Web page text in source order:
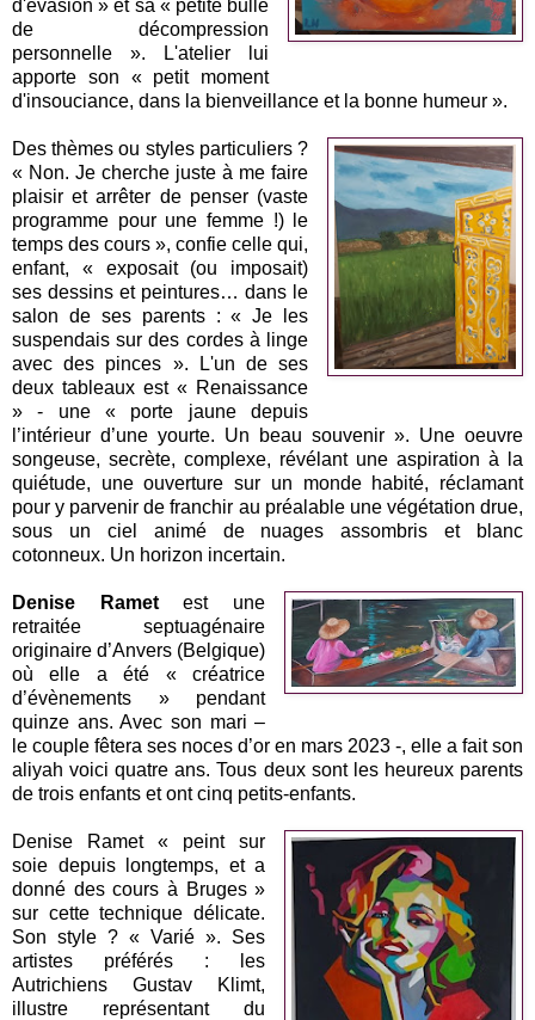
d'évasion » et sa « petite bulle
de décompression
personnelle ». L'atelier lui
apporte son « petit moment
d'insouciance, dans la bienveillance et la bonne humeur ».
Des thèmes ou styles particuliers ?
« Non. Je cherche juste à me faire
plaisir et arrêter de penser (vaste
programme pour une femme !) le
temps des cours », confie celle qui,
enfant, « exposait (ou imposait)
ses dessins et peintures… dans le
salon de ses parents : « Je les
suspendais sur des cordes à linge
avec des pinces ». L'un de ses
deux tableaux est « Renaissance
» - une « porte jaune depuis
l’intérieur d’une yourte. Un beau souvenir ». Une oeuvre
songeuse, secrète, complexe, révélant une aspiration à la
quiétude, une ouverture sur un monde habité, réclamant
pour y parvenir de franchir au préalable une végétation drue,
sous un ciel animé de nuages assombris et blanc
cotonneux. Un horizon incertain.
Denise Rametest une
retraitée septuagénaire
originaire d’Anvers (Belgique)
où elle a été « créatrice
d’évènements » pendant
quinze ans. Avec son mari –
le couple fêtera ses noces d’or en mars 2023 -, elle a fait son
aliyah voici quatre ans. Tous deux sont les heureux parents
de trois enfants et ont cinq petits-enfants.
Denise Ramet « peint sur
soie depuis longtemps, et a
donné des cours à Bruges »
sur cette technique délicate.
Son style ? « Varié ». Ses
artistes préférés : les
Autrichiens Gustav Klimt,
illustre représentant du